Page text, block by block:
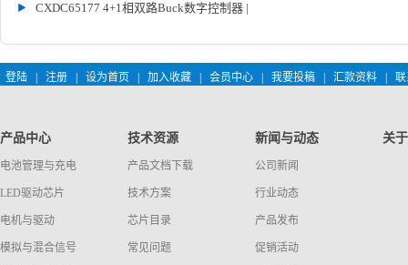
CXDC65177 4+1相双路Buck数字控制器 |
登陆 注册 设为首页 加入收藏 会员中心 我要投稿 汇款资料
产品中心
电池管理与充电
LED驱动芯片
电机与驱动
模拟与混合信号
技术资源
产品文档下载
技术方案
芯片目录
常见问题
新闻与动态
公司新闻
行业动态
产品发布
促销活动
关